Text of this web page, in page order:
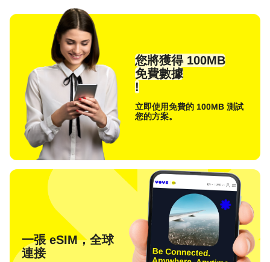
您將獲得 100MB
免費數據
!
立即使用免費的 100MB 測試
您的方案。
一張 eSIM，全球
連接